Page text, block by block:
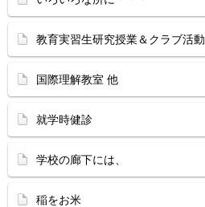
教育実習生研究授業＆クラブ活動
国際理解教室 他
就学時健診
学校の廊下には、
稲をお米